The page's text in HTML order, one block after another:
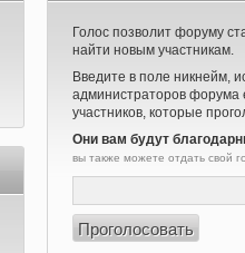
Голос позволит форуму
найти новым участникам.
Введите в поле никнейм,
администраторов форума
участников, которые
Они вам будут
вы также можете отдать свой